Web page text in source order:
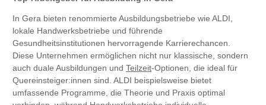
In Gera bieten renommierte Ausbildungsbetriebe wie ALDI,
lokale Handwerksbetriebe und führende
Gesundheitsinstitutionen hervorragende Karrierechancen.
Diese Unternehmen ermöglichen nicht nur klassische, sondern
auch duale Ausbildungen und Teilzeit-Optionen, die ideal für
Quereinsteiger:innen sind. ALDI beispielsweise bietet
umfassende Programme, die Theorie und Praxis optimal